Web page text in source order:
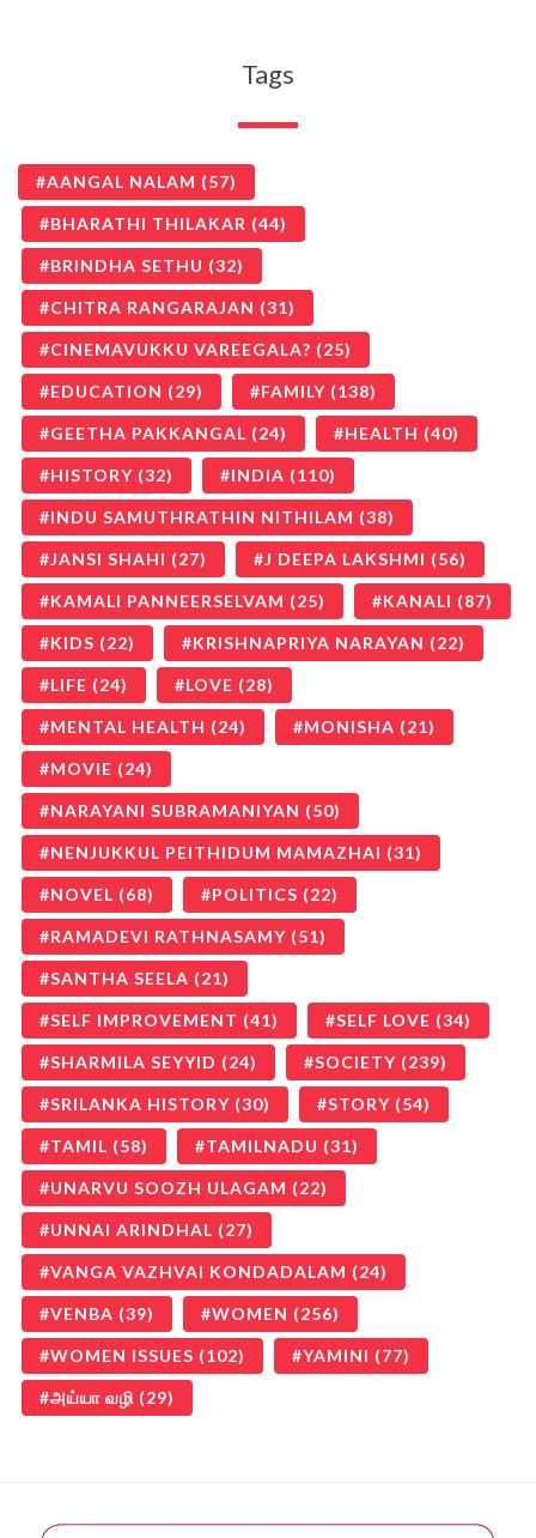
Tags
AANGAL NALAM (57)
BHARATHI THILAKAR (44)
BRINDHA SETHU (32)
CHITRA RANGARAJAN (31)
CINEMAVUKKU VAREEGALA? (25)
EDUCATION (29) FAMILY (138)
GEETHA PAKKANGAL (24) HEALTH (40)
HISTORY (32) INDIA (110)
INDU SAMUTHRATHIN NITHILAM (38)
JANSI SHAHI (27) J DEEPA LAKSHMI (56)
KAMALI PANNEERSELVAM (25) KANALI (87)
KIDS (22) KRISHNAPRIYA NARAYAN (22)
LIFE (24) LOVE (28)
MENTAL HEALTH (24) MONISHA (21)
MOVIE (24)
NARAYANI SUBRAMANIYAN (50)
NENJUKKUL PEITHIDUM MAMAZHAI (31)
NOVEL (68) POLITICS (22)
RAMADEVI RATHNASAMY (51)
SANTHA SEELA (21)
SELF IMPROVEMENT (41) SELF LOVE (34)
SHARMILA SEYYID (24) SOCIETY (239)
SRILANKA HISTORY (30) STORY (54)
TAMIL (58) TAMILNADU (31)
UNARVU SOOZH ULAGAM (22)
UNNAI ARINDHAL (27)
VANGA VAZHVAI KONDADALAM (24)
VENBA (39) WOMEN (256)
WOMEN ISSUES (102) YAMINI (77)
அய்யா வழி (29)